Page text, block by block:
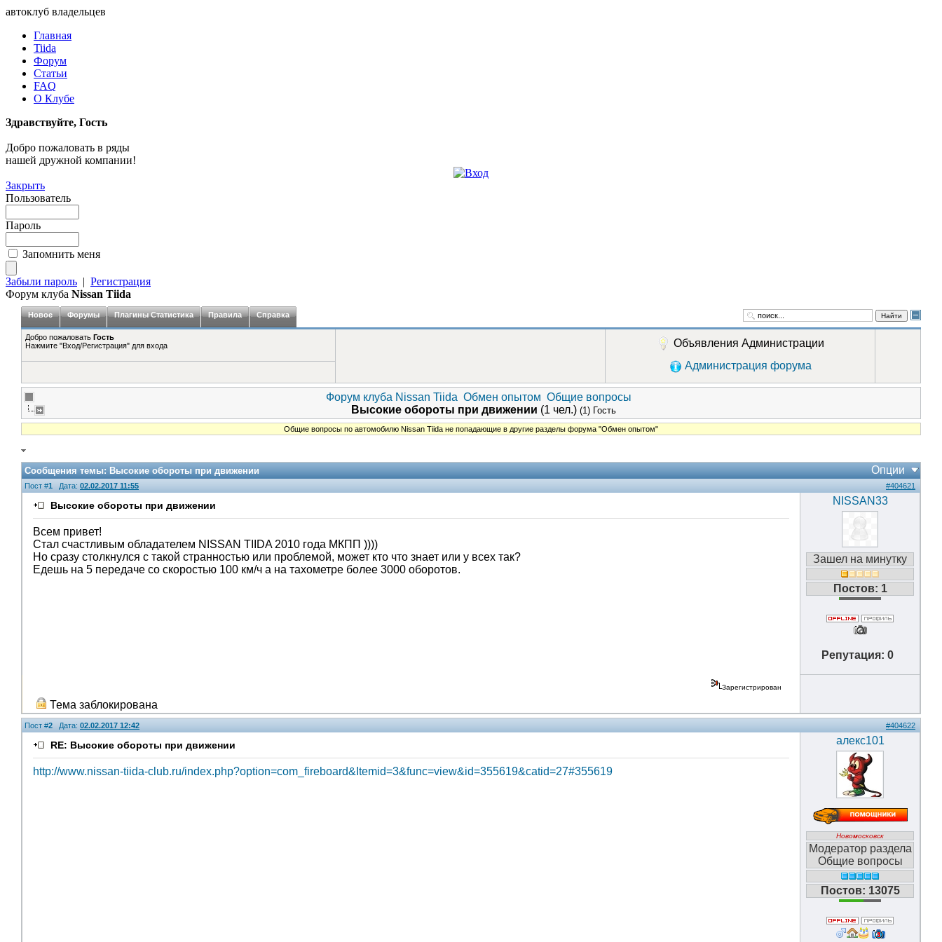
автоклуб владельцев
Главная
Tiida
Форум
Статьи
FAQ
О Клубе
Здравствуйте, Гость
Добро пожаловать в ряды
нашей дружной компании!
Закрыть
Пользователь
Пароль
Запомнить меня
Забыли пароль | Регистрация
Форум клуба Nissan Tiida
Новое Форумы Плагины Статистика Правила Справка Найти
Добро пожаловать Гость
Нажмите "Вход/Регистрация" для входа
Объявления Администрации
Администрация форума
Форум клуба Nissan Tiida Обмен опытом Общие вопросы
Высокие обороты при движении (1 чел.) (1) Гость
Общие вопросы по автомобилю Nissan Tiida не попадающие в другие разделы форума "Обмен опытом"
Сообщения темы:Высокие обороты при движении Опции
Пост #1 Дата: 02.02.2017 11:55 #404621
Высокие обороты при движении
Всем привет!
Стал счастливым обладателем NISSAN TIIDA 2010 года МКПП ))))
Но сразу столкнулся с такой странностью или проблемой, может кто что знает или у всех так?
Едешь на 5 передаче со скоростью 100 км/ч а на тахометре более 3000 оборотов.
NISSAN33
Зашел на минутку
Постов: 1
Репутация: 0
Зарегистрирован
Тема заблокирована
Пост #2 Дата: 02.02.2017 12:42 #404622
RE: Высокие обороты при движении
http://www.nissan-tiida-club.ru/index.php?option=com_fireboard&Itemid=3&func=view&id=355619&catid=27#355619
алекс101
Новомосковск
Модератор раздела
Общие вопросы
Постов: 13075